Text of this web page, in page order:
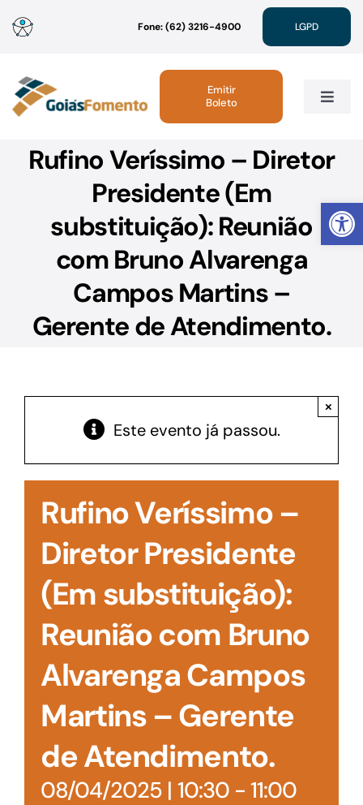
Abrir
para
conteúdo
Fone: (62) 3216-4900 LGPD
Toggle
Institucional
Atendimento
Sustentabilidade
Emitir
Boleto
Rufino Veríssimo – Diretor
Presidente (Em
substituição): Reunião
com Bruno Alvarenga
Campos Martins –
Gerente de Atendimento.
Este evento já passou.
×
Rufino Veríssimo –
Diretor Presidente
(Em substituição):
Reunião com Bruno
Alvarenga Campos
Martins – Gerente
de Atendimento.
08/04/2025 | 10:30- 11:00